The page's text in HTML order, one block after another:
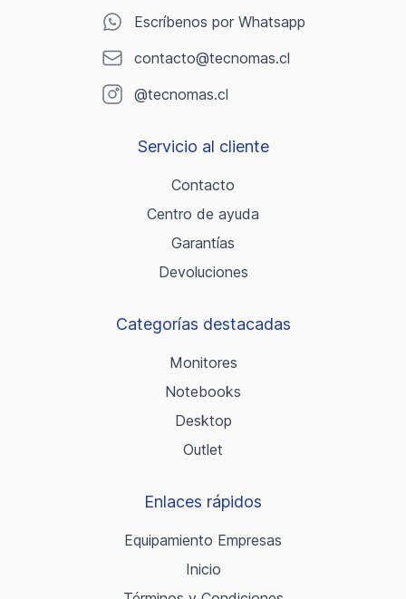
Escríbenos por Whatsapp
contacto@tecnomas.cl
@tecnomas.cl
Servicio al cliente
Contacto
Centro de ayuda
Garantías
Devoluciones
Categorías destacadas
Monitores
Notebooks
Desktop
Outlet
Enlaces rápidos
Equipamiento Empresas
Inicio